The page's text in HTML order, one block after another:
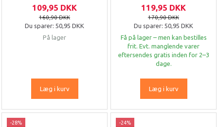
109,95 DKK
160,90 DKK
Du sparer: 50,95 DKK
På lager
Læg i kurv
119,95 DKK
170,90 DKK
Du sparer: 50,95 DKK
Få på lager – men kan bestilles
frit. Evt. manglende varer
eftersendes gratis inden for 2–3
dage.
Læg i kurv
-28% -24%